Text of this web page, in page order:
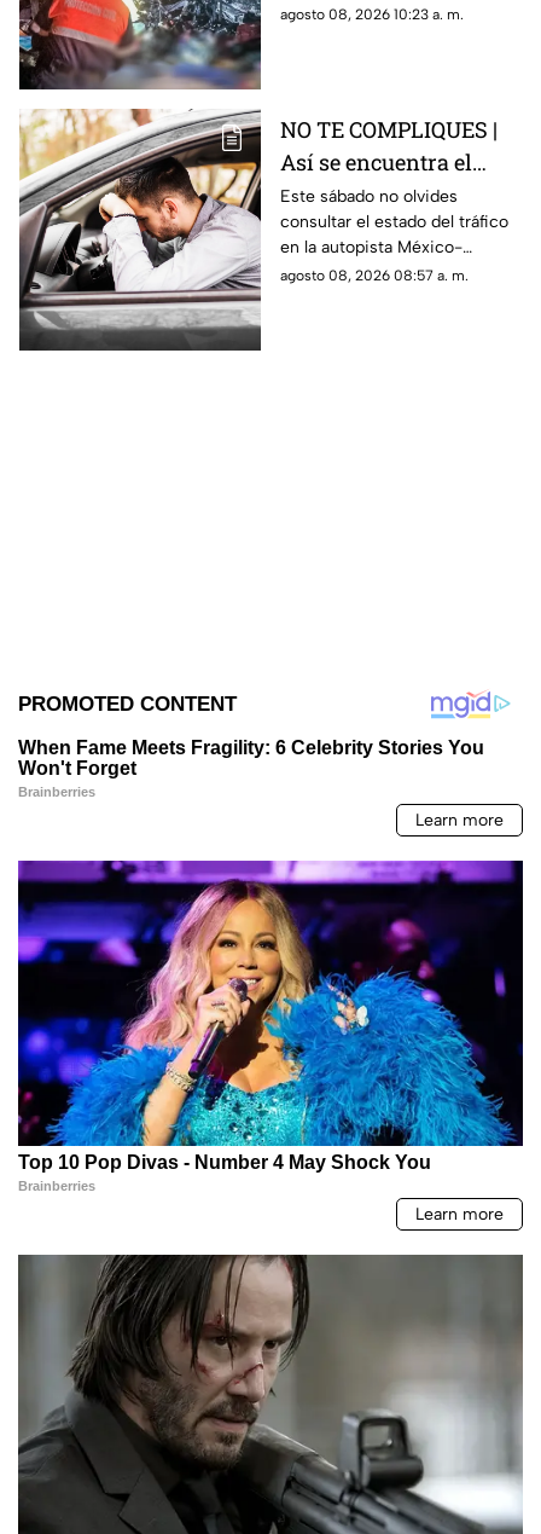
Irapuato-Salamanca, donde
agosto 08, 2026 10:23 a. m.
NO TE COMPLIQUES |
Así se encuentra el
tráfico HOY en la
autopista México
Querétaro
Este sábado no olvides
consultar el estado del tráfico
en la autopista México-
Querétaro.
agosto 08, 2026 08:57 a. m.